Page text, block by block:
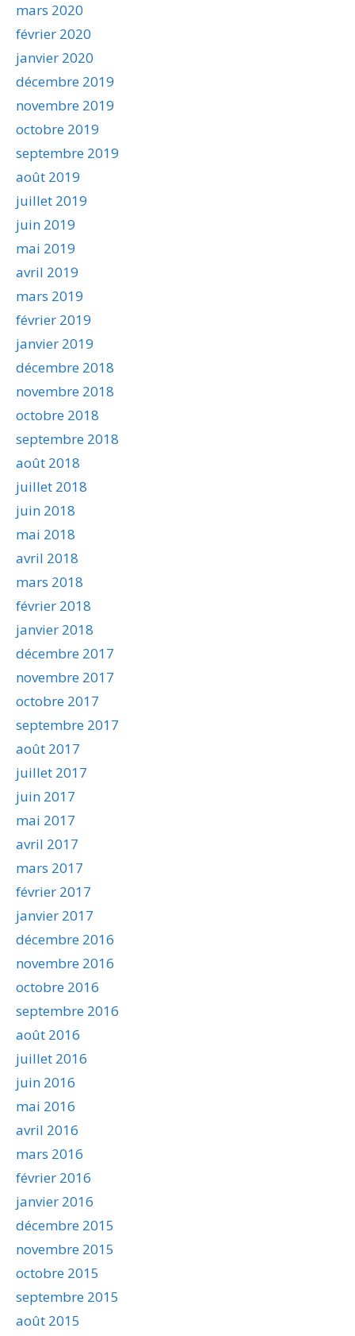
mars 2020
février 2020
janvier 2020
décembre 2019
novembre 2019
octobre 2019
septembre 2019
août 2019
juillet 2019
juin 2019
mai 2019
avril 2019
mars 2019
février 2019
janvier 2019
décembre 2018
novembre 2018
octobre 2018
septembre 2018
août 2018
juillet 2018
juin 2018
mai 2018
avril 2018
mars 2018
février 2018
janvier 2018
décembre 2017
novembre 2017
octobre 2017
septembre 2017
août 2017
juillet 2017
juin 2017
mai 2017
avril 2017
mars 2017
février 2017
janvier 2017
décembre 2016
novembre 2016
octobre 2016
septembre 2016
août 2016
juillet 2016
juin 2016
mai 2016
avril 2016
mars 2016
février 2016
janvier 2016
décembre 2015
novembre 2015
octobre 2015
septembre 2015
août 2015